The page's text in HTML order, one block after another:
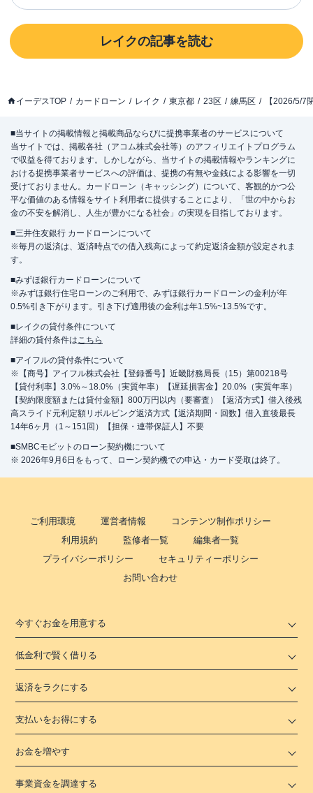
レイクの記事を読む
イーデスTOP カードローン レイク 東京都 23区 練馬区 【2026/5/7
■当サイトの掲載情報と掲載商品ならびに提携事業者のサービスについて
当サイトでは、掲載各社（アコム株式会社等）のアフィリエイトプログラム
で収益を得ております。しかしながら、当サイトの掲載情報やランキングに
おける提携事業者サービスへの評価は、提携の有無や金銭による影響を一切
受けておりません。カードローン（キャッシング）について、客観的かつ公
平な価値のある情報をサイト利用者に提供することにより、「世の中からお
金の不安を解消し、人生が豊かになる社会」の実現を目指しております。
■三井住友銀行 カードローンについて
※毎月の返済は、返済時点での借入残高によって約定返済金額が設定されま
す。
■みずほ銀行カードローンについて
※みずほ銀行住宅ローンのご利用で、みずほ銀行カードローンの金利が年
0.5%引き下がります。引き下げ適用後の金利は年1.5%~13.5%です。
■レイクの貸付条件について
詳細の貸付条件はこちら
■アイフルの貸付条件について
※【商号】アイフル株式会社【登録番号】近畿財務局長（15）第00218号
【貸付利率】3.0%～18.0%（実質年率）【遅延損害金】20.0%（実質年率）
【契約限度額または貸付金額】800万円以内（要審査）【返済方式】借入後残
高スライド元利定額リボルビング返済方式【返済期間・回数】借入直後最長
14年6ヶ月（1～151回）【担保・連帯保証人】不要
■SMBCモビットのローン契約機について
※ 2026年9月6日をもって、ローン契約機での申込・カード受取は終了。
ご利用環境 運営者情報
コンテンツ制作ポリシー
利用規約
監修者一覧
編集者一覧
プライバシーポリシー
セキュリティーポリシー
お問い合わせ
今すぐお金を用意する
低金利で賢く借りる
返済をラクにする
支払いをお得にする
お金を増やす
事業資金を調達する